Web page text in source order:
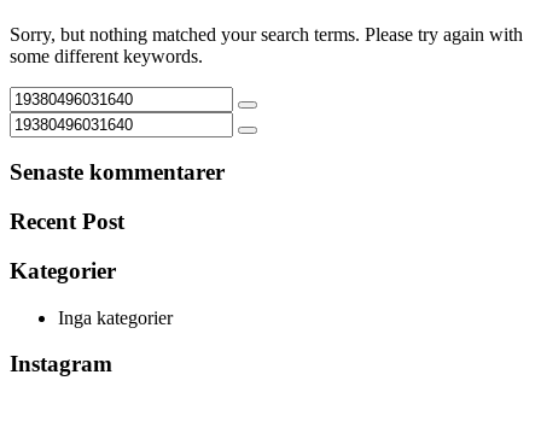
Sorry, but nothing matched your search terms. Please try again with
some different keywords.
Senaste kommentarer
Recent Post
Kategorier
Inga kategorier
Instagram